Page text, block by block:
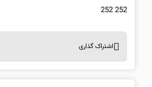
252 252
اشتراک گذاری